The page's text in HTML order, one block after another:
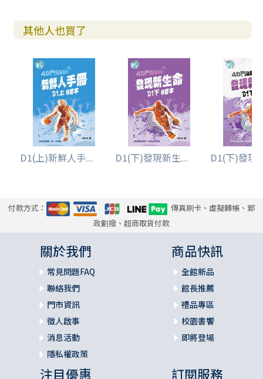
其他人也買了
D1(上)新鮮人手... D1(下)發現新生... D1(下)發現
付款方式：
傳真刷卡、虛擬轉帳、郵
政劃撥、超商取貨付款
關於我們
常見問題FAQ
聯絡我們
門市資訊
徵人啟事
消息活動
隱私權政策
商品快訊
全館新品
館長推薦
禮品專區
校園書饗
即將登場
注目優惠 訂閱服務